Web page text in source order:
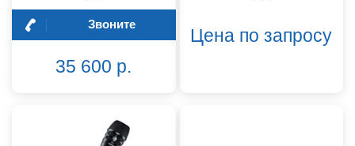
Звоните
35 600 р.
Цена по запросу